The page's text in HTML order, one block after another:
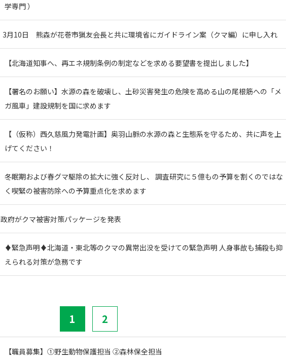
学専門 ）
3月10日 熊森が花巻市猟友会長と共に環境省にガイドライン案（クマ編）に申し入れ
【北海道知事へ、再エネ規制条例の制定などを求める要望書を提出しました】
【署名のお願い】水源の森を破壊し、土砂災害発生の危険を高める山の尾根筋への「メ
ガ風車」建設規制を国に求めます
【（仮称）西久慈風力発電計画】奥羽山脈の水源の森と生態系を守るため、共に声を上
げてください！
冬眠期および春グマ駆除の拡大に強く反対し、 調査研究に５億もの予算を割くのではな
く喫緊の被害防除への予算重点化を求めます
政府がクマ被害対策パッケージを発表
♦️緊急声明♦️北海道・東北等のクマの異常出没を受けての緊急声明 人身事故も捕殺も抑
えられる対策が急務です
1 2
【職員募集】①野生動物保護担当 ②森林保全担当